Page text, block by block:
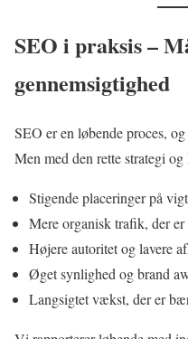
SEO i praksis –
gennemsigtighed
SEO er en løbende proces,
Men med den rette strategi
Stigende placeringer på
Mere organisk trafik, der
Højere autoritet og lavere
Øget synlighed og brand
Langsigtet vækst, der er